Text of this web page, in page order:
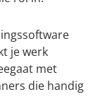
je werk
met
die handig